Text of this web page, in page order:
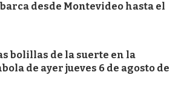
desde Montevideo hasta el
bolillas de la suerte en la
de ayer jueves 6 de agosto de